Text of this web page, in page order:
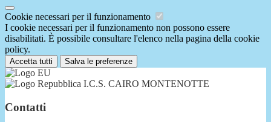
Cookie necessari per il funzionamento
I cookie necessari per il funzionamento non possono essere
disabilitati. È possibile consultare l'elenco nella pagina della cookie
policy.
Accetta tutti Salva le preferenze
I.C.S. CAIRO MONTENOTTE
Contatti